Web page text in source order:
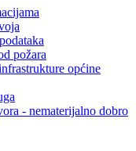
požara
općine
- nematerijalno dobro